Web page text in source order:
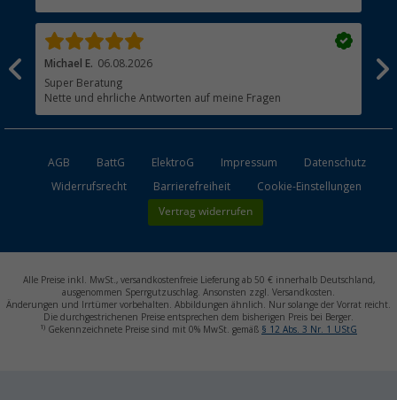
Michael E. 06.08.2026
Super Beratung
Nette und ehrliche Antworten auf meine Fragen
AGB BattG ElektroG Impressum
Datenschutz
Widerrufsrecht
Barrierefreiheit Cookie-Einstellungen
Vertrag widerrufen
Alle Preise inkl. MwSt., versandkostenfreie Lieferung ab 50 € innerhalb Deutschland,
ausgenommen Sperrgutzuschlag. Ansonsten zzgl. Versandkosten.
Änderungen und Irrtümer vorbehalten. Abbildungen ähnlich. Nur solange der Vorrat reicht.
Die durchgestrichenen Preise entsprechen dem bisherigen Preis bei Berger.
1) Gekennzeichnete Preise sind mit 0% MwSt. gemäß § 12 Abs. 3 Nr. 1 UStG